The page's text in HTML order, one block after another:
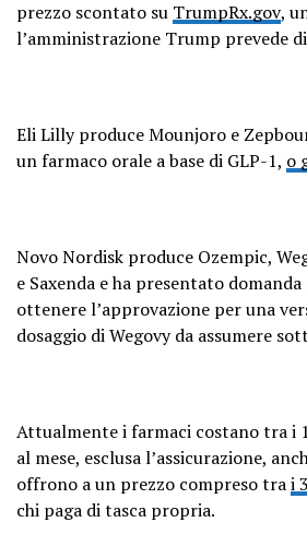
prezzo scontato su TrumpRx.gov,
l’amministrazione Trump prevede
Eli Lilly produce Mounjoro e
un farmaco orale a base di GLP-1, o
Novo Nordisk produce Ozempic,
e Saxenda e ha presentato
ottenere l’approvazione per una
dosaggio di Wegovy da assumere
Attualmente i farmaci costano tra i
al mese, esclusa l’assicurazione,
offrono a un prezzo compreso trai
chi paga di tasca propria.